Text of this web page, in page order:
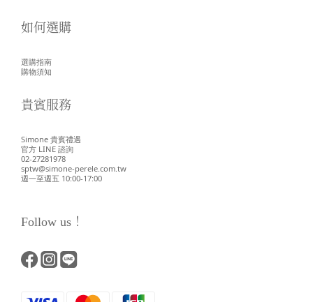
如何選購
選購指南
購物須知
貴賓服務
Simone 貴賓禮遇
官方 LINE 諮詢
02-27281978
sptw@simone-perele.com.tw
週一至週五 10:00-17:00
Follow us！